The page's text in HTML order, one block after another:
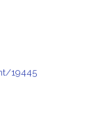
19445